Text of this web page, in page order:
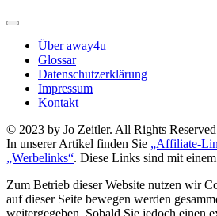
Über away4u
Glossar
Datenschutzerklärung
Impressum
Kontakt
© 2023 by Jo Zeitler. All Rights
In unserer Artikel finden Sie „Affiliate-
„Werbelinks“. Diese Links sind mit
Zum Betrieb dieser Website nutzen wir
auf dieser Seite bewegen werden